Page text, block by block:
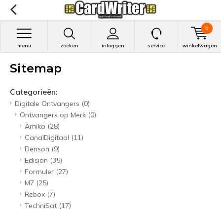
zoeken inloggen
menu service winkelwagen
0
Sitemap
Categorieën:
Digitale Ontvangers (0)
Ontvangers op Merk (0)
Amiko (28)
CanalDigitaal (11)
Denson (9)
Edision (35)
Formuler (27)
M7 (25)
Rebox (7)
TechniSat (17)